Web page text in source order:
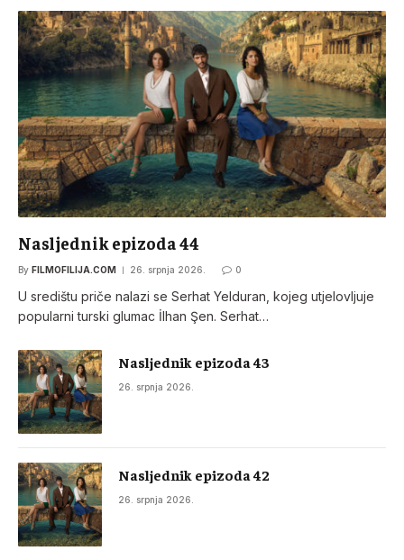
Nasljednik epizoda 44
By FILMOFILIJA.COM 26. srpnja 2026. 0
U središtu priče nalazi se Serhat Yelduran, kojeg utjelovljuje
popularni turski glumac İlhan Şen. Serhat…
Nasljednik epizoda 43
26. srpnja 2026.
Nasljednik epizoda 42
26. srpnja 2026.